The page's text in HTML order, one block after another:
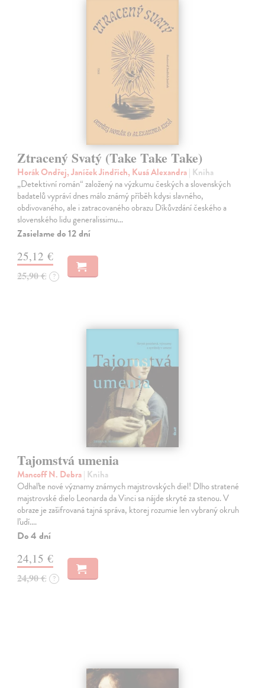
Ztracený Svatý (Take Take Take)
Horák Ondřej, Janíček Jindřich, Kusá Alexandra| Kniha
„Detektivní román“ založený na výzkumu českých a slovenských
badatelů vypráví dnes málo známý příběh kdysi slavného,
obdivovaného, ale i zatracovaného obrazu Díkůvzdání českého a
slovenského lidu generalissimu…
Zasielame do 12 dní
25,12 €
25,90 € ?
Tajomstvá umenia
Mancoff N. Debra| Kniha
Odhaľte nové významy známych majstrovských diel! Dlho stratené
majstrovské dielo Leonarda da Vinci sa nájde skryté za stenou. V
obraze je zašifrovaná tajná správa, ktorej rozumie len vybraný okruh
ľudí.…
Do 4 dní
24,15 €
24,90 € ?